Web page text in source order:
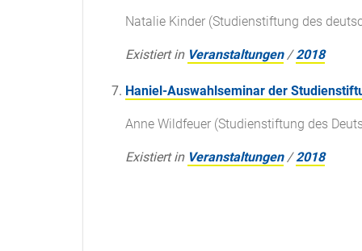
Natalie Kinder (Studienstiftung des
Existiert in Veranstaltungen /2018
Haniel-Auswahlseminar der
Anne Wildfeuer (Studienstiftung des
Existiert in Veranstaltungen /2018